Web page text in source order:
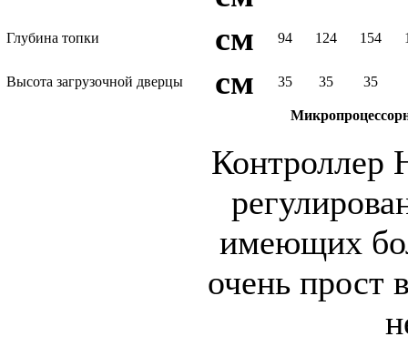
Глубина топки см 94 124 154
Высота загрузочной дверцы см 35 35 35
Контроллер
имеющих
очень прост